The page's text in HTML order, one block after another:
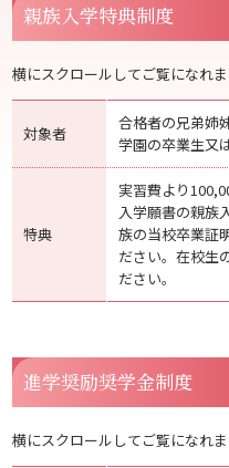
親族入学特典制度
横にスクロールしてご覧になれま
対象者
合格者の兄弟姉
学園の卒業生又
特典
実習費より
入学願書の親族
族の当校卒業証
ださい。在校生
ださい。
進学奨励奨学金制度
横にスクロールしてご覧になれま